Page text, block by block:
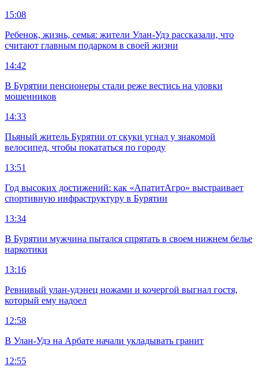
15:08
Ребенок, жизнь, семья: жители Улан-Удэ рассказали, что
считают главным подарком в своей жизни
14:42
В Бурятии пенсионеры стали реже вестись на уловки
мошенников
14:33
Пьяный житель Бурятии от скуки угнал у знакомой
велосипед, чтобы покататься по городу
13:51
Год высоких достижений: как «АпатитАгро» выстраивает
спортивную инфраструктуру в Бурятии
13:34
В Бурятии мужчина пытался спрятать в своем нижнем белье
наркотики
13:16
Ревнивый улан-удэнец ножами и кочергой выгнал гостя,
который ему надоел
12:58
В Улан-Удэ на Арбате начали укладывать гранит
12:55